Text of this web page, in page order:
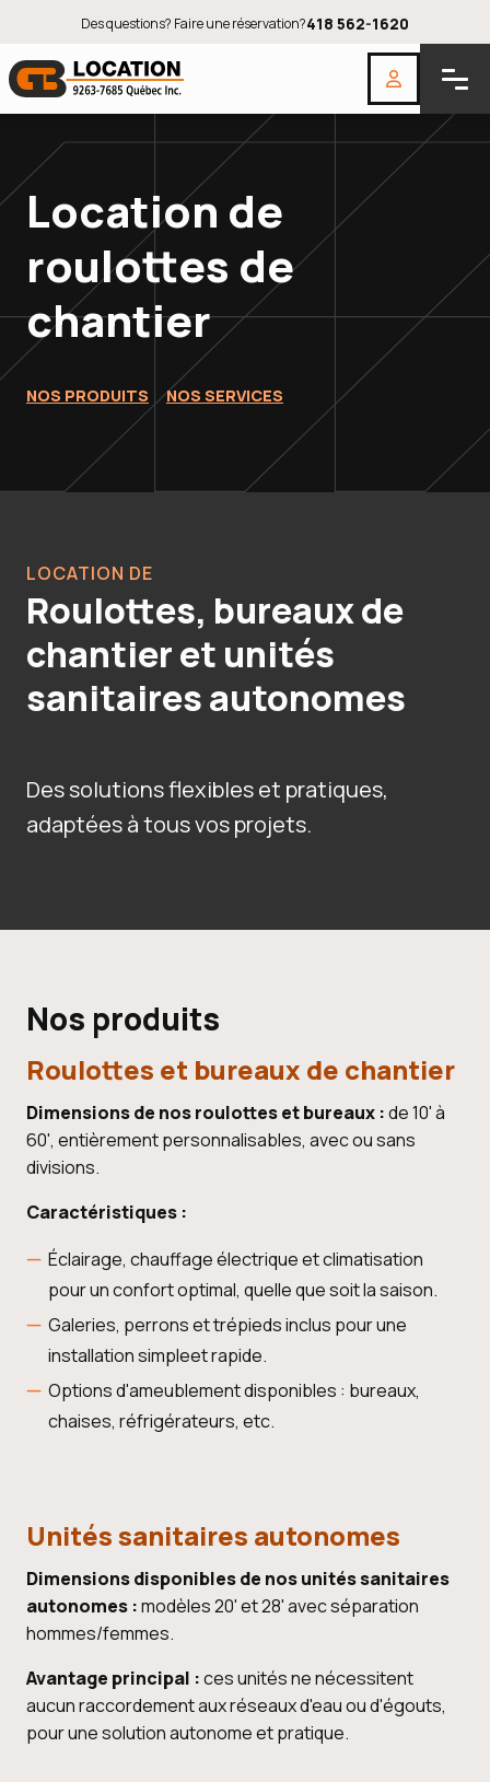
Des questions? Faire une réservation?418 562-1620

Location de
roulottes de
chantier
NOS PRODUITS NOS SERVICES
LOCATION DE
Roulottes, bureaux de
chantier et unités
sanitaires autonomes
Des solutions flexibles et pratiques,
adaptées à tous vos projets.
Nos produits
Roulottes et bureaux de chantier
Dimensions de nos roulottes et bureaux :de 10' à
60', entièrement personnalisables, avec ou sans
divisions.
Caractéristiques :
Éclairage, chauffage électrique et climatisation
pour un confort optimal, quelle que soit la saison.
Galeries, perrons et trépieds inclus pour une
installation simpleet rapide.
Options d'ameublement disponibles : bureaux,
chaises, réfrigérateurs, etc.
Unités sanitaires autonomes
Dimensions disponibles de nos unités sanitaires
autonomes :modèles 20' et 28' avec séparation
hommes/femmes.
Avantage principal :ces unités ne nécessitent
aucun raccordement aux réseaux d'eau ou d'égouts,
pour une solution autonome et pratique.